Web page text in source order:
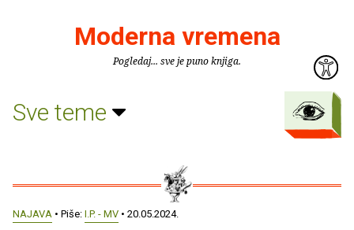
Moderna vremena
Pogledaj... sve je puno knjiga.
Sve teme
NAJAVA • Piše: I.P. - MV • 20.05.2024.